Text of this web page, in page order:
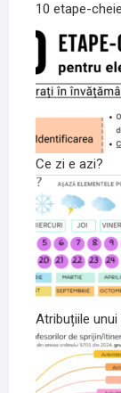
10 etape-
Ce zi e azi?
Atribuțiile